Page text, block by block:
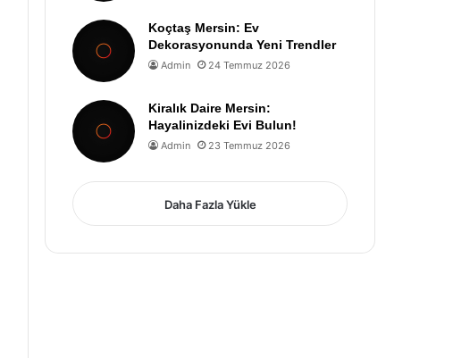
Koçtaş Mersin: Ev
Dekorasyonunda Yeni Trendler
Admin 24 Temmuz 2026
Kiralık Daire Mersin:
Hayalinizdeki Evi Bulun!
Admin 23 Temmuz 2026
Daha Fazla Yükle